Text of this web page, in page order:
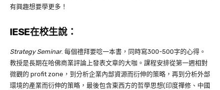
有興趣想要學更多！
IESE在校生說：
Strategy Seminar. 每個禮拜要唸一本書，同時寫300-500字的心得。
教授是長期在哈佛商業評論上發表文章的大咖。課程安排從第一週相對
微觀的 profit zone，到分析企業內部資源而衍伸的策略，再到分析外部
環境的產業而衍伸的策略，最後包含東西方的哲學思想(印度禪修、中國